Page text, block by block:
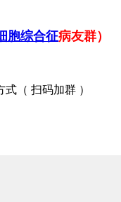
胞综合征病友群）
（ 扫码加群 ）